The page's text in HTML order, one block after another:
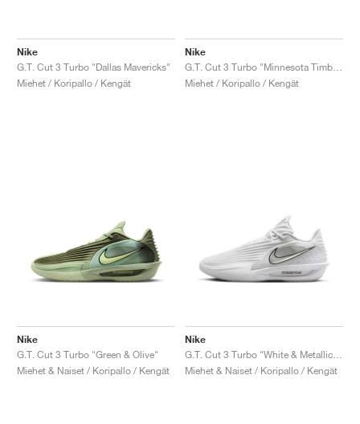
Nike
G.T. Cut 3 Turbo "Dallas Mavericks"
Miehet / Koripallo / Kengät
Nike
Miehet / Koripallo / Kengät
Nike
G.T. Cut 3 Turbo "Green & Olive"
Miehet & Naiset / Koripallo / Kengät
Nike
Miehet & Naiset / Koripallo / Kengät